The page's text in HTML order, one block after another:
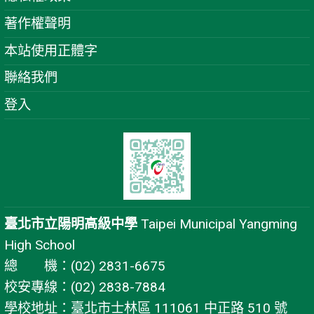
著作權聲明
本站使用正體字
聯絡我們
登入
臺北市立陽明高級中學 Taipei Municipal Yangming
High School
總 機：(02) 2831-6675
校安專線：(02) 2838-7884
學校地址：臺北市士林區 111061 中正路 510 號